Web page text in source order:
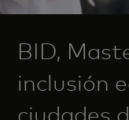
BID,
inclusión
ciudades